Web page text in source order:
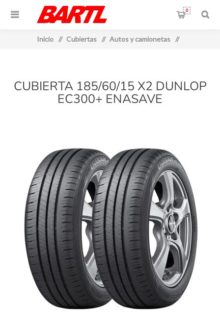
0
Inicio / Cubiertas / Autos y camionetas /
CUBIERTA 185/60/15 X2 DUNLOP
EC300+ ENASAVE